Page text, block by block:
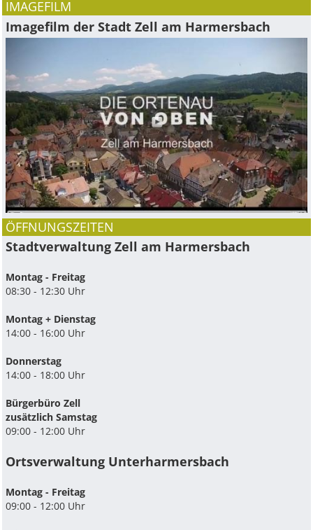
IMAGEFILM
Imagefilm der Stadt Zell am Harmersbach
ÖFFNUNGSZEITEN
Stadtverwaltung Zell am Harmersbach
Montag - Freitag
08:30 - 12:30 Uhr
Montag + Dienstag
14:00 - 16:00 Uhr
Donnerstag
14:00 - 18:00 Uhr
Bürgerbüro Zell
zusätzlich Samstag
09:00 - 12:00 Uhr
Ortsverwaltung Unterharmersbach
Montag - Freitag
09:00 - 12:00 Uhr